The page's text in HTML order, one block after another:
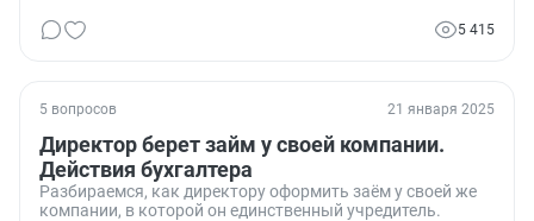
5 415
5 вопросов 21 января 2025
Директор берет займ у своей компании.
Действия бухгалтера
Разбираемся, как директору оформить заём у своей же
компании, в которой он единственный учредитель.